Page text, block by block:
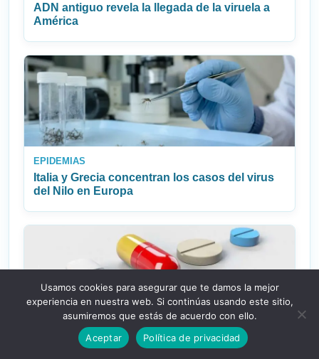
ADN antiguo revela la llegada de la viruela a
América
EPIDEMIAS
Italia y Grecia concentran los casos del virus
del Nilo en Europa
ACTUALIDAD E INSTITUCIONES
OMS fija una hoja de ruta para medicamentos
Usamos cookies para asegurar que te damos la mejor
experiencia en nuestra web. Si continúas usando este sitio,
asumiremos que estás de acuerdo con ello.
Aceptar
Política de privacidad